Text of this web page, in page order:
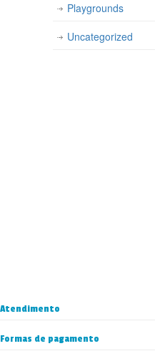
Playgrounds
Uncategorized
Atendimento
Formas de pagamento